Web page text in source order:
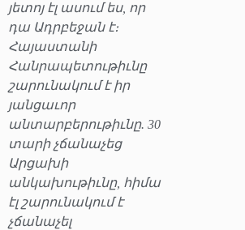
յետոյ էլ ասում ես, որ
դա Ադրբեջան է։
Հայաստանի
Հանրապետութիւնը
շարունակում է իր
յանցաւոր
անտարբերութիւնը. 30
տարի չճանաչեց
Արցախի
անկախութիւնը, հիմա
էլ շարունակում է
չճանաչել